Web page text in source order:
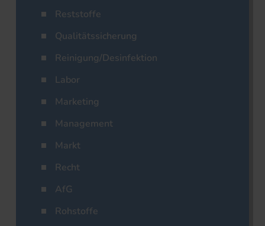
Reststoffe
Qualitätssicherung
Reinigung/Desinfektion
Labor
Marketing
Management
Markt
Recht
AfG
Rohstoffe